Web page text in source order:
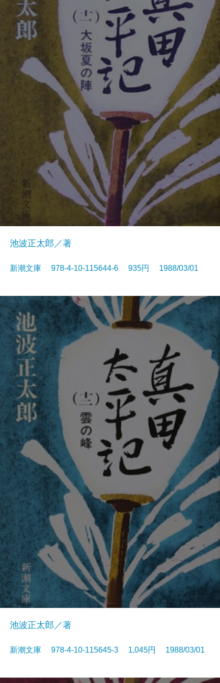
池波正太郎／著
新潮文庫 978-4-10-115644-6 935円 1988/03/01
池波正太郎／著
新潮文庫 978-4-10-115645-3 1,045円 1988/03/01